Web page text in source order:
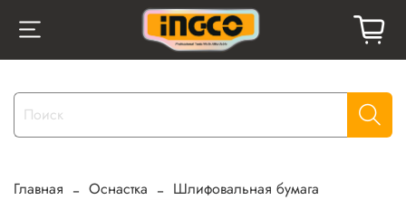
Главная Оснастка Шлифовальная бумага